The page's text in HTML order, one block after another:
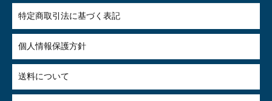
特定商取引法に基づく表記
個人情報保護方針
送料について